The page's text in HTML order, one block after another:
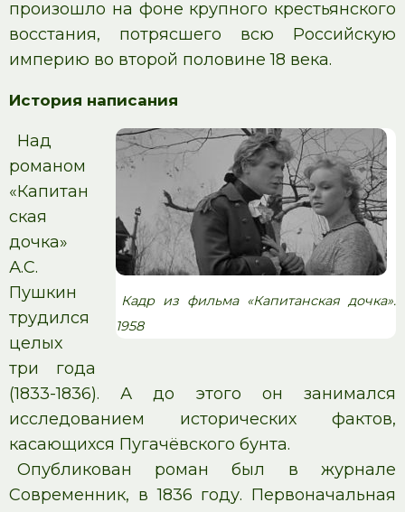
произошло на фоне крупного крестьянского
восстания, потрясшего всю Российскую
империю во второй половине 18 века.
История написания
Кадр из фильма «Капитанская дочка».
1958
Над
романом
«Капитан
ская
дочка»
А.С.
Пушкин
трудился
целых
три года
(1833-1836). А до этого он занимался
исследованием исторических фактов,
касающихся Пугачёвского бунта.
Опубликован роман был в журнале
Современник, в 1836 году. Первоначальная